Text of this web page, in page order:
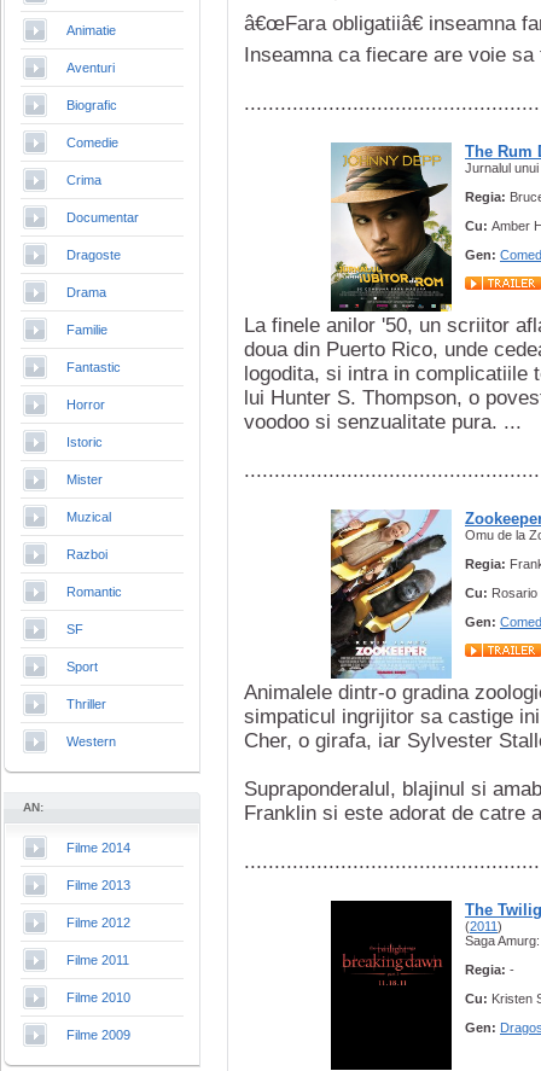
Animatie
Aventuri
Biografic
Comedie
Crima
Documentar
Dragoste
Drama
Familie
Fantastic
Horror
Istoric
Mister
Muzical
Razboi
Romantic
SF
Sport
Thriller
Western
AN:
Filme 2014
Filme 2013
Filme 2012
Filme 2011
Filme 2010
Filme 2009
â€œFara obligatiiâ€ inseamna
Inseamna ca fiecare are voie
The Rum
Jurnalul
Regia:
Cu: Amber
Gen:
La finele anilor '50, un scriitor
doua din Puerto Rico, unde
logodita, si intra in complicatiile
lui Hunter S. Thompson, o
voodoo si senzualitate pura. ...
Omu de la
Regia:
Cu: Rosario
Gen:
Animalele dintr-o gradina
simpaticul ingrijitor sa castige
Cher, o girafa, iar Sylvester
Supraponderalul, blajinul si
Franklin si este adorat de catre
The
(2011)
Saga
Regia: -
Cu: Kristen
Gen: